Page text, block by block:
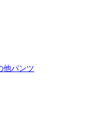
他パンツ